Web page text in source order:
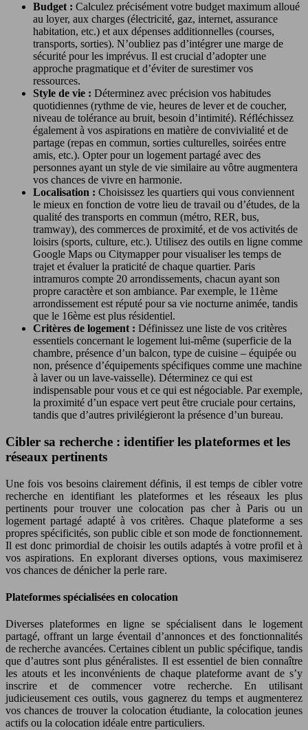
Budget : Calculez précisément votre budget maximum alloué
au loyer, aux charges (électricité, gaz, internet, assurance
habitation, etc.) et aux dépenses additionnelles (courses,
transports, sorties). N’oubliez pas d’intégrer une marge de
sécurité pour les imprévus. Il est crucial d’adopter une
approche pragmatique et d’éviter de surestimer vos
ressources.
Style de vie : Déterminez avec précision vos habitudes
quotidiennes (rythme de vie, heures de lever et de coucher,
niveau de tolérance au bruit, besoin d’intimité). Réfléchissez
également à vos aspirations en matière de convivialité et de
partage (repas en commun, sorties culturelles, soirées entre
amis, etc.). Opter pour un logement partagé avec des
personnes ayant un style de vie similaire au vôtre augmentera
vos chances de vivre en harmonie.
Localisation : Choisissez les quartiers qui vous conviennent
le mieux en fonction de votre lieu de travail ou d’études, de la
qualité des transports en commun (métro, RER, bus,
tramway), des commerces de proximité, et de vos activités de
loisirs (sports, culture, etc.). Utilisez des outils en ligne comme
Google Maps ou Citymapper pour visualiser les temps de
trajet et évaluer la praticité de chaque quartier. Paris
intramuros compte 20 arrondissements, chacun ayant son
propre caractère et son ambiance. Par exemple, le 11ème
arrondissement est réputé pour sa vie nocturne animée, tandis
que le 16ème est plus résidentiel.
Critères de logement : Définissez une liste de vos critères
essentiels concernant le logement lui-même (superficie de la
chambre, présence d’un balcon, type de cuisine – équipée ou
non, présence d’équipements spécifiques comme une machine
à laver ou un lave-vaisselle). Déterminez ce qui est
indispensable pour vous et ce qui est négociable. Par exemple,
la proximité d’un espace vert peut être cruciale pour certains,
tandis que d’autres privilégieront la présence d’un bureau.
Cibler sa recherche : identifier les plateformes et les
réseaux pertinents
Une fois vos besoins clairement définis, il est temps de cibler votre
recherche en identifiant les plateformes et les réseaux les plus
pertinents pour trouver une colocation pas cher à Paris ou un
logement partagé adapté à vos critères. Chaque plateforme a ses
propres spécificités, son public cible et son mode de fonctionnement.
Il est donc primordial de choisir les outils adaptés à votre profil et à
vos aspirations. En explorant diverses options, vous maximiserez
vos chances de dénicher la perle rare.
Plateformes spécialisées en colocation
Diverses plateformes en ligne se spécialisent dans le logement
partagé, offrant un large éventail d’annonces et des fonctionnalités
de recherche avancées. Certaines ciblent un public spécifique, tandis
que d’autres sont plus généralistes. Il est essentiel de bien connaître
les atouts et les inconvénients de chaque plateforme avant de s’y
inscrire et de commencer votre recherche. En utilisant
judicieusement ces outils, vous gagnerez du temps et augmenterez
vos chances de trouver la colocation étudiante, la colocation jeunes
actifs ou la colocation idéale entre particuliers.